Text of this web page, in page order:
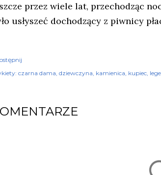
przez wiele lat, przechodząc
usłyszeć dochodzący z piwnicy
czarna dama dziewczyna kamienica kupiec